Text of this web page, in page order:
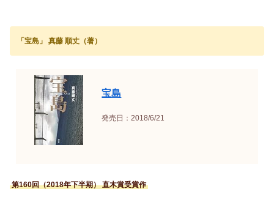
「宝島」 真藤 順丈（著）
宝島
発売日：2018/6/21
第160回（2018年下半期） 直木賞受賞作